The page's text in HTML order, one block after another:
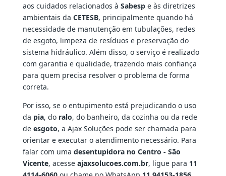
aos cuidados relacionados à Sabespe às diretrizes
ambientais da CETESB, principalmente quando há
necessidade de manutenção em tubulações, redes
de esgoto, limpeza de resíduos e preservação do
sistema hidráulico. Além disso, o serviço é realizado
com garantia e qualidade, trazendo mais confiança
para quem precisa resolver o problema de forma
correta.
Por isso, se o entupimento está prejudicando o uso
da pia, do ralo, do banheiro, da cozinha ou da rede
de esgoto, a Ajax Soluções pode ser chamada para
orientar e executar o atendimento necessário. Para
falar com uma desentupidora no Centro - São
Vicente, acesse ajaxsolucoes.com.br, ligue para 11